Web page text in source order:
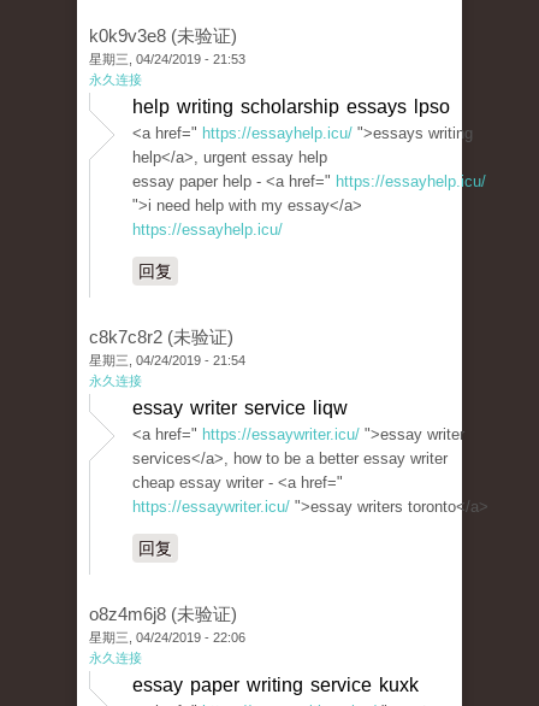
k0k9v3e8 (未验证)
星期三, 04/24/2019 - 21:53
永久连接
help writing scholarship essays lpso
<a href=" https://essayhelp.icu/ ">essays writing
help</a>, urgent essay help
essay paper help - <a href=" https://essayhelp.icu/
">i need help with my essay</a>
https://essayhelp.icu/
回复
c8k7c8r2 (未验证)
星期三, 04/24/2019 - 21:54
永久连接
essay writer service liqw
<a href=" https://essaywriter.icu/ ">essay writer
services</a>, how to be a better essay writer
cheap essay writer - <a href="
https://essaywriter.icu/ ">essay writers toronto</a>
回复
o8z4m6j8 (未验证)
星期三, 04/24/2019 - 22:06
永久连接
essay paper writing service kuxk